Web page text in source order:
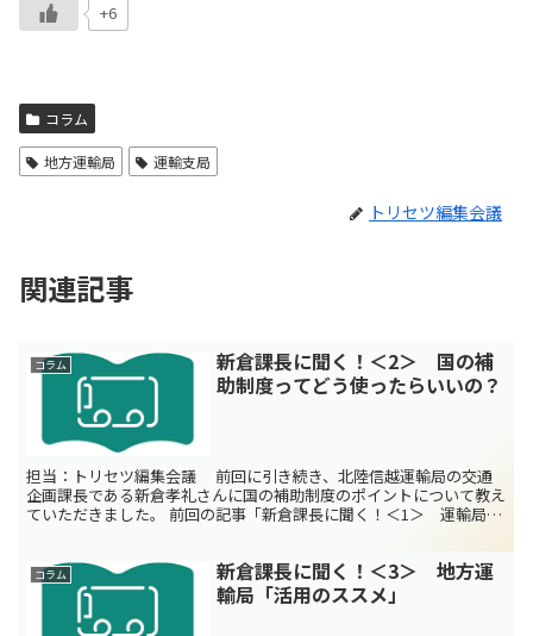
+6
コラム
地方運輸局 運輸支局
トリセツ編集会議
関連記事
コラム
新倉課長に聞く！＜2＞ 国の補
助制度ってどう使ったらいいの？
担当：トリセツ編集会議 前回に引き続き、北陸信越運輸局の交通
企画課長である新倉孝礼さんに国の補助制度のポイントについて教え
ていただきました。 前回の記事「新倉課長に聞く！＜1＞ 運輸局・
コラム
新倉課長に聞く！＜3＞ 地方運
輸局「活用のススメ」